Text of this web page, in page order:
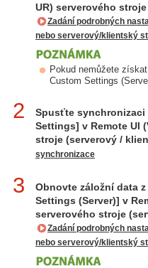
UR) serverového
Zadání podrobných
nebo serverový/klientský
Pokud nemůžete
Custom Settings
2
Spusťte synchronizaci
Settings] v Remote UI
stroje (serverový /
synchronizace
3
Obnovte záložní data
Settings (Server)] v
serverového stroje
Zadání podrobných
nebo serverový/klientský